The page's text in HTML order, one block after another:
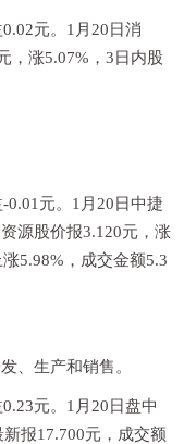
元。1月20日消
，涨5.07%，3日内股
0.01元。1月20日中捷
源股价报3.120元，涨
5.98%，成交金额5.3
、生产和销售。
元。1月20日盘中
报17.700元，成交额